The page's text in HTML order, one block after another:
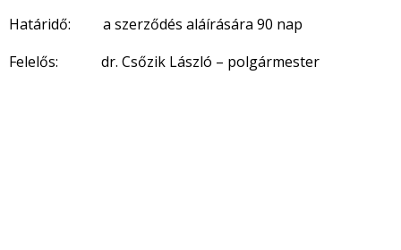
Határidő: a szerződés aláírására 90 nap
Felelős: dr. Csőzik László – polgármester